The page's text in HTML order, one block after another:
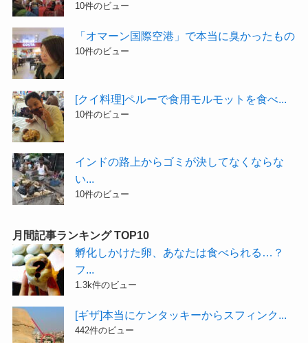
10件のビュー
「オマーン国際空港」で本当に臭かったもの
10件のビュー
[クイ料理]ペルーで食用モルモットを食べ...
10件のビュー
インドの路上からゴミが決してなくならな
い...
10件のビュー
月間記事ランキング TOP10
孵化しかけた卵、あなたは食べられる…？
フ...
1.3k件のビュー
[ギザ]本当にケンタッキーからスフィンク...
442件のビュー